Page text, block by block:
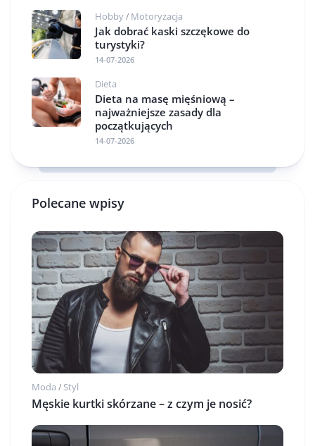
Hobby/ Motoryzacja
Jak dobrać kaski szczękowe do
turystyki?
14-07-2026
Dieta
Dieta na masę mięśniową –
najważniejsze zasady dla
początkujących
14-07-2026
Polecane wpisy
Moda / Styl
Męskie kurtki skórzane – z czym je nosić?